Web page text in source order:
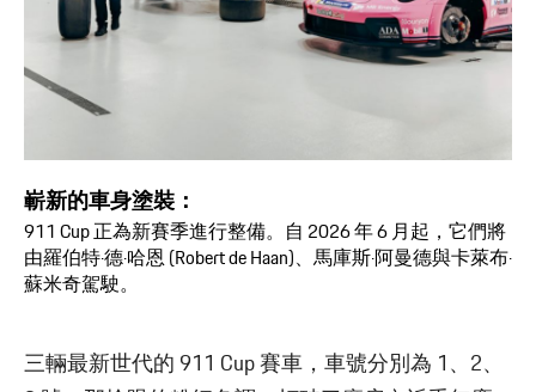
嶄新的車身塗裝：
911 Cup 正為新賽季進行整備。自 2026 年 6 月起，它們將
由羅伯特·德·哈恩 (Robert de Haan)、馬庫斯·阿曼德與卡萊布·
蘇米奇駕駛。
三輛最新世代的 911 Cup 賽車，車號分別為 1、2、